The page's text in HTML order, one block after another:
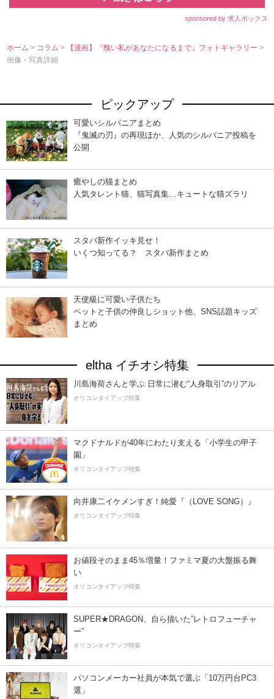
sponsored by 求人ボックス
ホーム > コラム> 【漫画】『醜い私があなたになるまで』フォトギャラリー>
画像・写真詳細
ピックアップ
可愛いシルバニアまとめ
『鬼滅の刃』の再現ほか、人気のシルバニア投稿を
公開
癒やしの猫まとめ
人気タレント猫、猫写真集…キュートな猫ズラリ
スタバ新作イッキ見せ！
いくつ知ってる？ スタバ新作まとめ
天使級に可愛い子供たち
ペットと子供の仲良しショット他、SNS話題キッズ
まとめ
eltha イチオシ特集
川島海荷さんと学ぶ 日常に潜む“人身取引”のリアル
オリコンタイアップ特集
マクドナルドが40年にわたり支える「小学生の甲子
園」
オリコンタイアップ特集
向井康二イケメンすぎ！純愛『（LOVE SONG）』
オリコンタイアップ特集
お値段そのまま45％増量！ファミマ夏の大盤振る舞
い
オリコンタイアップ特集
SUPER★DRAGON、自ら描いた”レトロフューチャ
ー”
オリコンタイアップ特集
パソコンメーカー社員が本気で選ぶ「10万円台PC3
選」